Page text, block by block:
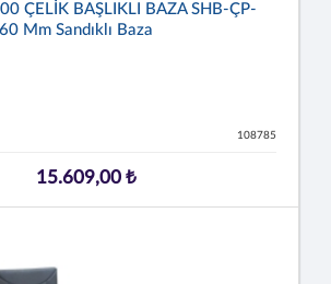
ÇELİK BAŞLIKLI BAZA SHB-ÇP-
Mm Sandıklı Baza
108785
15.609,00 ₺